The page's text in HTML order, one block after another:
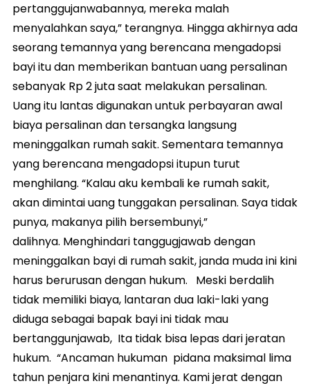
pertanggujanwabannya, mereka malah
menyalahkan saya,” terangnya. Hingga akhirnya ada
seorang temannya yang berencana mengadopsi
bayi itu dan memberikan bantuan uang persalinan
sebanyak Rp 2 juta saat melakukan persalinan.
Uang itu lantas digunakan untuk perbayaran awal
biaya persalinan dan tersangka langsung
meninggalkan rumah sakit. Sementara temannya
yang berencana mengadopsi itupun turut
menghilang. “Kalau aku kembali ke rumah sakit,
akan dimintai uang tunggakan persalinan. Saya tidak
punya, makanya pilih bersembunyi,”
dalihnya. Menghindari tanggugjawab dengan
meninggalkan bayi di rumah sakit, janda muda ini kini
harus berurusan dengan hukum. Meski berdalih
tidak memiliki biaya, lantaran dua laki-laki yang
diduga sebagai bapak bayi ini tidak mau
bertanggunjawab, Ita tidak bisa lepas dari jeratan
hukum. “Ancaman hukuman pidana maksimal lima
tahun penjara kini menantinya. Kami jerat dengan